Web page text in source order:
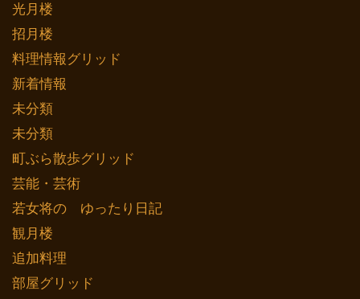
光月楼
招月楼
料理情報グリッド
新着情報
未分類
未分類
町ぶら散歩グリッド
芸能・芸術
若女将の ゆったり日記
観月楼
追加料理
部屋グリッド